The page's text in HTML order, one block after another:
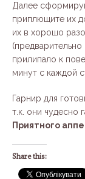
Далее
приплющите их
их в хорошо
прилипало к
минут с каждой
Гарнир для
т.к. они чудесно
Приятного
Share this: